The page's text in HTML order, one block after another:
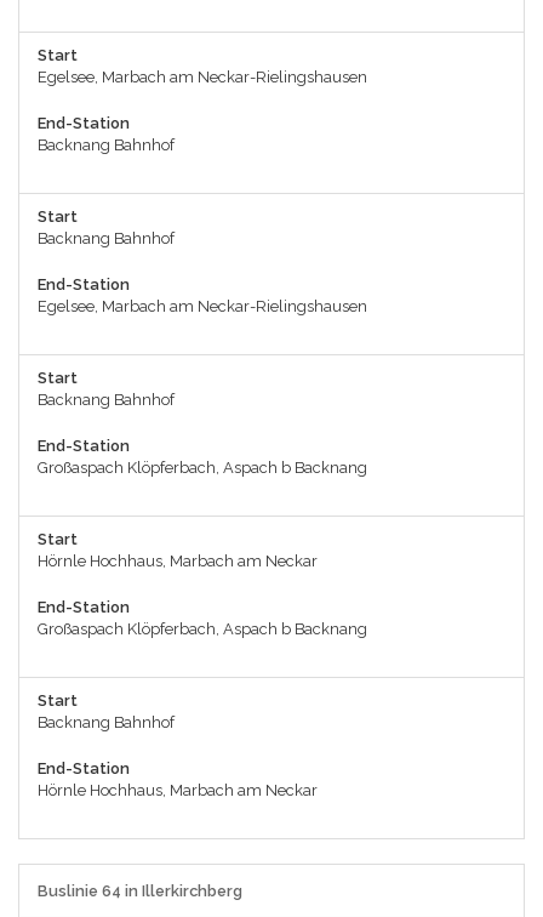
Start
Egelsee, Marbach am Neckar-Rielingshausen
End-Station
Backnang Bahnhof
Start
Backnang Bahnhof
End-Station
Egelsee, Marbach am Neckar-Rielingshausen
Start
Backnang Bahnhof
End-Station
Großaspach Klöpferbach, Aspach b Backnang
Start
Hörnle Hochhaus, Marbach am Neckar
End-Station
Großaspach Klöpferbach, Aspach b Backnang
Start
Backnang Bahnhof
End-Station
Hörnle Hochhaus, Marbach am Neckar
Buslinie 64 in Illerkirchberg